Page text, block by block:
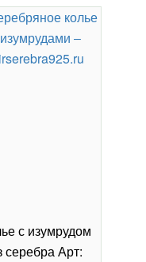
с изумрудом
серебра Арт: